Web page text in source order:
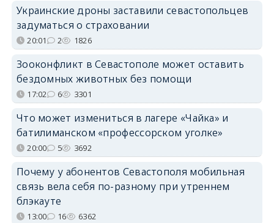
Украинские дроны заставили севастопольцев
задуматься о страховании
20:01 2 1826
Зооконфликт в Севастополе может оставить
бездомных животных без помощи
17:02 6 3301
Что может измениться в лагере «Чайка» и
батилиманском «профессорском уголке»
20:00 5 3692
Почему у абонентов Севастополя мобильная
связь вела себя по-разному при утреннем
блэкауте
13:00 16 6362